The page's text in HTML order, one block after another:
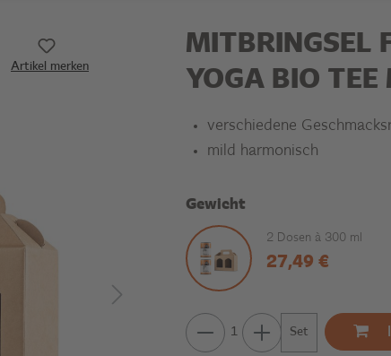
Artikel merken
MITBRINGSEL
YOGA BIO TEE
verschiedene
mild harmonisch
Gewicht
2 Dosen à 300 ml
27,49 €
Set